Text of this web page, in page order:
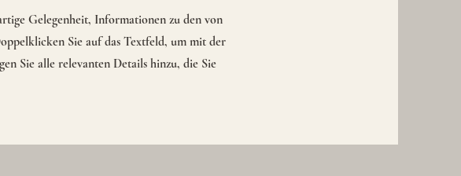
Gelegenheit, Informationen zu den von
Sie auf das Textfeld, um mit der
Sie alle relevanten Details hinzu, die Sie